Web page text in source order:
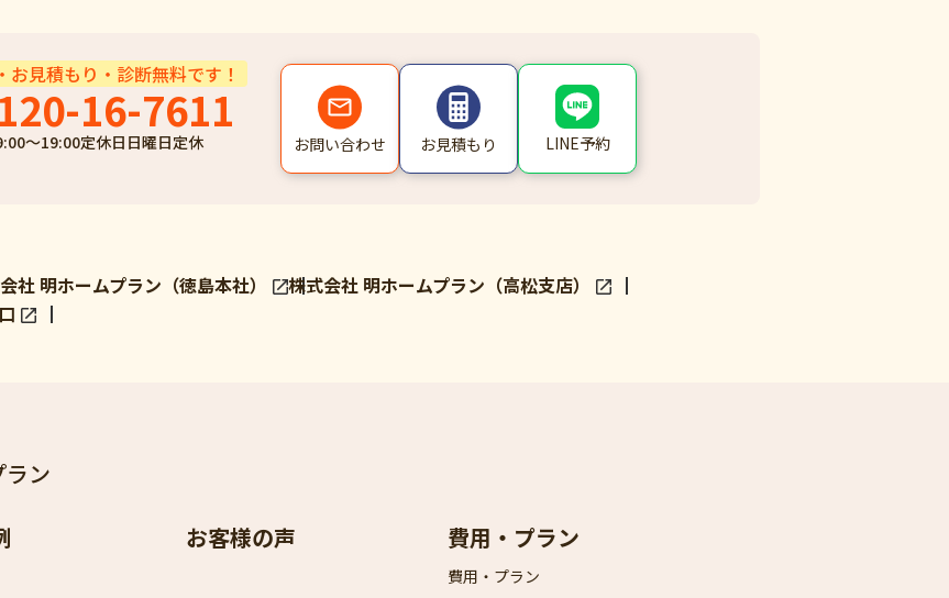
お見積もり・診断無料です！
16-7611
～19:00定休日 日曜日定休 お問い合わせ お見積もり LINE予約
社 明ホームプラン（徳島本社）
株式会社 明ホームプラン（高松支店）
ラン
お客様の声 費用・プラン
費用・プラン